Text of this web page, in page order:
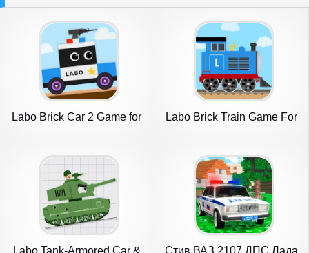
Labo Brick Car 2 Game for
Labo Brick Train Game For
Labo Tank-Armored Car & Стив ВАЗ 2107 ДПС Лада